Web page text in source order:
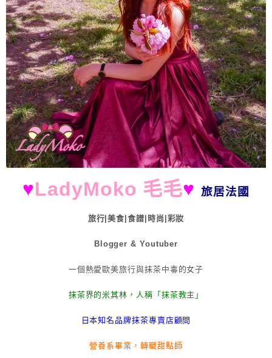
♥LadyMoko 毛毛♥ 旅居法國
旅行|美食|食譜|時尚|彩妝
Blogger & Youtuber
一個熱愛歐美旅行與抹茶中毒的女子
抹茶界的米其林，人稱「抹茶教主」
日本知名品牌抹茶專賣店顧問
營養系畢業，轉職甜點師